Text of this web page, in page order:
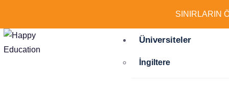
SINIRLARIN
Üniversiteler
İngiltere